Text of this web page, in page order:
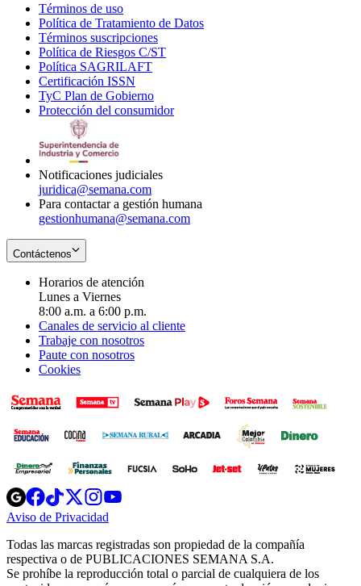
Términos de uso
in
new
window
Política de Tratamiento de Datos
Términos suscripciones
in
Política de Riesgos C/ST
Política SAGRILAFT
new
window
Certificación ISSN
in
new
TyC Plan de Gobierno
in
Protección del consumidorOpens
Notificaciones judiciales
juridica@semana.com
Para contactar a gestión humana
gestionhumana@semana.com
Contáctenos
Horarios de atención
Lunes a Viernes
8:00 a.m. a 6:00 p.m.
Canales de servicio al cliente
Trabaje con nosotros
Paute con nosotros
Cookies
Opens
in
new
Opens
in
new
Opens
in
new
window
Opens
new
windowwindow
Aviso de Privacidad
new
window
Todas las marcas registradas son propiedad de la compañía
respectiva o de PUBLICACIONES SEMANA S.A.
Se prohíbe la reproducción total o parcial de cualquiera de los